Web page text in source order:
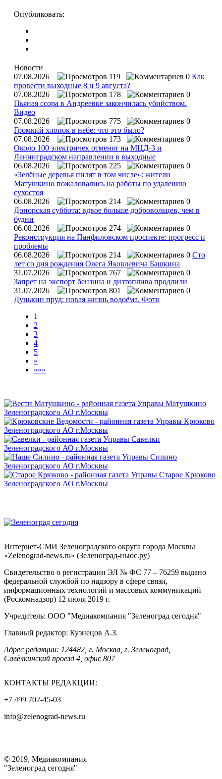
Опубликовать:
Новости
07.08.2026
119 0 Как
провести выходные 8 и 9 августа?
07.08.2026
178
0
Пьяная ссора в Андреевке закончилась убийством.
Видео
07.08.2026
775
0
Громкий хлопок в небе: что это было?
07.08.2026
173
0
Около 100 электричек отменят на МЦД-3 и
Ленинградском направлении в выходные
06.08.2026
225
0
«Зелёные деревья пилят в том числе»: жители
Матушкино пожаловались на работы по удалению
сухостоя
06.08.2026
214
0
Донорская суббота: вдвое больше добровольцев, чем в
будни
06.08.2026
274
0
Реконструкция на Панфиловском проспекте: прогресс и
проблемы
06.08.2026
214 0 Сто
лет со дня рождения Олега Яковлевича Башкина
31.07.2026
767
0
Запрет на экспорт бензина и дизтоплива продлили
31.07.2026
801
0
Дунькин пруд: новая жизнь водоёма. Фото
1
2
3
4
5
»
»»»
Интернет-СМИ Зеленоградского округа города Москвы
«Zelenograd-news.ru» (Зеленоград-ньюс.ру)
Свидетельство о регистрации ЭЛ № ФС 77 – 76259 выдано
федеральной службой по надзору в сфере связи,
информационных технологий и массовых коммуникаций
(Роскомнадзор) 12 июля 2019 г.
Учредитель: ООО "Медиакомпания "Зеленоград сегодня"
Главный редактор: Кузнецов А.З.
Адрес редакции: 124482, г. Москва, г. Зеленоград,
Савёлкинский проезд 4, офис 807
КОНТАКТЫ РЕДАКЦИИ:
+7 499 702-45-03
info@zelenograd-news.ru
© 2019, Медиакомпания
"Зеленоград сегодня"